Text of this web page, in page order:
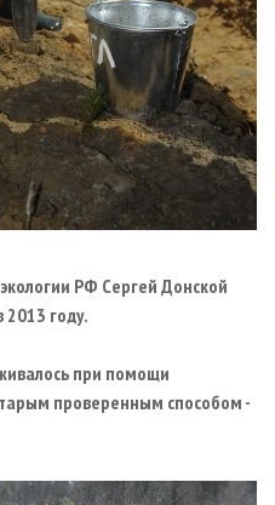
РФ Сергей Донской
2013 году.
при помощи
проверенным способом -